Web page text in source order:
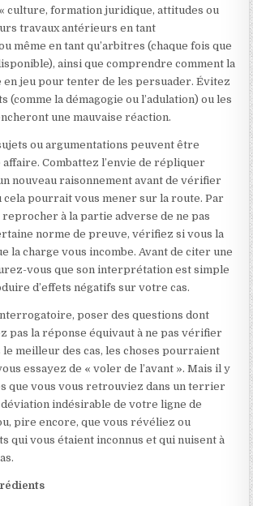
culture, formation juridique, attitudes ou
travaux antérieurs en tant
même en tant qu’arbitres (chaque fois que
ainsi que comprendre comment la
jeu pour tenter de les persuader. Évitez
(comme la démagogie ou l’adulation) ou les
une mauvaise réaction.
ou argumentations peuvent être
Combattez l’envie de répliquer
nouveau raisonnement avant de vérifier
cela pourrait vous mener sur la route. Par
reprocher à la partie adverse de ne pas
norme de preuve, vérifiez si vous la
la charge vous incombe. Avant de citer une
vous que son interprétation est simple
d’effets négatifs sur votre cas.
poser des questions dont
pas la réponse équivaut à ne pas vérifier
le meilleur des cas, les choses pourraient
essayez de « voler de l’avant ». Mais il y
que vous vous retrouviez dans un terrier
déviation indésirable de votre ligne de
pire encore, que vous révéliez ou
qui vous étaient inconnus et qui nuisent à